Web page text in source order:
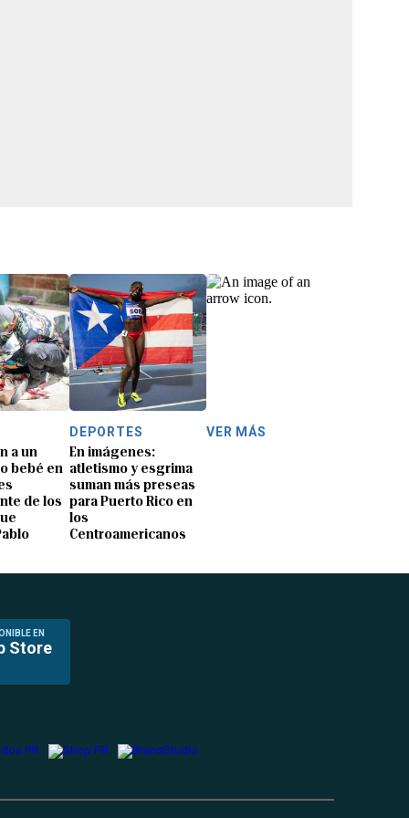
a un
bebé en
de los
DEPORTES
En imágenes:
atletismo y esgrima
suman más preseas
para Puerto Rico en
los
Centroamericanos
VER MÁS
EN
Store